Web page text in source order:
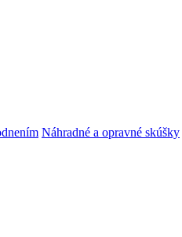
Náhradné a opravné skúšky